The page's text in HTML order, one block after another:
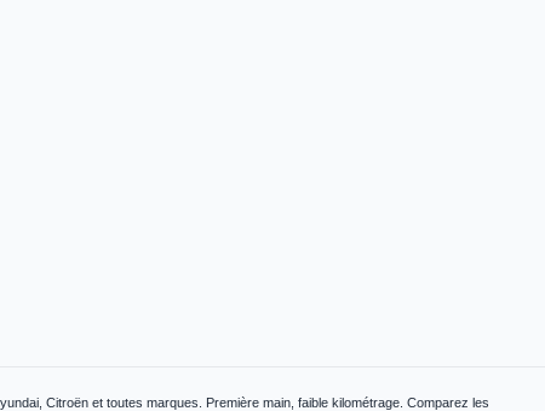
Citroën et toutes marques. Première main, faible kilométrage. Comparez les